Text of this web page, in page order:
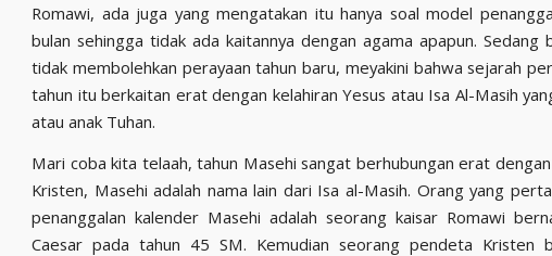
Romawi, ada juga yang mengatakan itu hanya soal model
bulan sehingga tidak ada kaitannya dengan agama apapun. Sedang
tidak membolehkan perayaan tahun baru, meyakini bahwa sejarah
tahun itu berkaitan erat dengan kelahiran Yesus atau Isa Al-Masih
atau anak Tuhan.
Mari coba kita telaah, tahun Masehi sangat berhubungan erat dengan
Kristen, Masehi adalah nama lain dari Isa al-Masih. Orang yang
penanggalan kalender Masehi adalah seorang kaisar Romawi
Caesar pada tahun 45 SM. Kemudian seorang pendeta Kristen